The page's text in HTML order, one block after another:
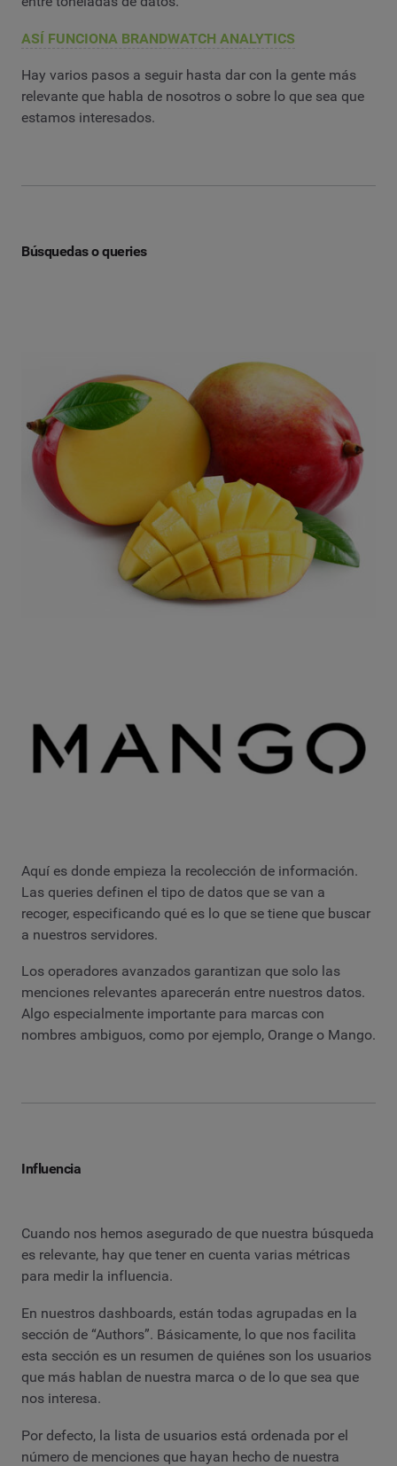
ASÍ FUNCIONA BRANDWATCH ANALYTICS
Hay varios pasos a seguir hasta dar con la gente más
relevante que habla de nosotros o sobre lo que sea que
estamos interesados.
Búsquedas o queries
Aquí es donde empieza la recolección de información.
Las queries definen el tipo de datos que se van a
recoger, especificando qué es lo que se tiene que buscar
a nuestros servidores.
Los operadores avanzados garantizan que solo las
menciones relevantes aparecerán entre nuestros datos.
Algo especialmente importante para marcas con
nombres ambiguos, como por ejemplo, Orange o Mango.
Influencia
Cuando nos hemos asegurado de que nuestra búsqueda
es relevante, hay que tener en cuenta varias métricas
para medir la influencia.
En nuestros dashboards, están todas agrupadas en la
sección de “Authors”. Básicamente, lo que nos facilita
esta sección es un resumen de quiénes son los usuarios
que más hablan de nuestra marca o de lo que sea que
nos interesa.
Por defecto, la lista de usuarios está ordenada por el
número de menciones que hayan hecho de nuestra